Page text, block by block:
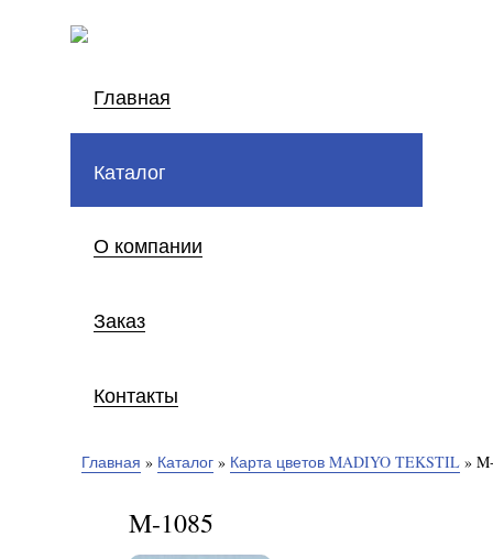
Главная
Каталог
О компании
Заказ
Контакты
Главная » Каталог » Карта цветов MADIYO TEKSTIL »
M-1085